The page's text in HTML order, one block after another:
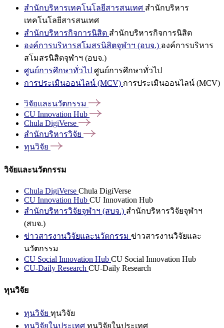
สำนักบริหารเทคโนโลยีสารสนเทศ สำนักบริหาร
เทคโนโลยีสารสนเทศ
สำนักบริหารกิจการนิสิต สำนักบริหารกิจการนิสิต
องค์การบริหารสโมสรนิสิตจุฬาฯ (อบจ.) องค์การบริหาร
สโมสรนิสิตจุฬาฯ (อบจ.)
ศูนย์การศึกษาทั่วไป ศูนย์การศึกษาทั่วไป
การประเมินออนไลน์ (MCV) การประเมินออนไลน์ (MCV)
วิจัยและนวัตกรรม
CU Innovation Hub
Chula DigiVerse
สำนักบริหารวิจัย
ทุนวิจัย
วิจัยและนวัตกรรม
Chula DigiVerse Chula DigiVerse
CU Innovation Hub CU Innovation Hub
สำนักบริหารวิจัยจุฬาฯ (สบจ.) สำนักบริหารวิจัยจุฬาฯ
(สบจ.)
ข่าวสารงานวิจัยและนวัตกรรม ข่าวสารงานวิจัยและ
นวัตกรรม
CU Social Innovation Hub CU Social Innovation Hub
CU-Daily Research CU-Daily Research
ทุนวิจัย
ทุนวิจัย ทุนวิจัย
ทุนวิจัยในประเทศ ทุนวิจัยในประเทศ